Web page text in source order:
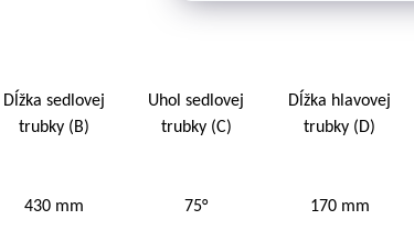
Dĺžka sedlovej
trubky (B)
Uhol sedlovej
trubky (C)
Dĺžka hlavovej
trubky (D)
430 mm 75° 170 mm